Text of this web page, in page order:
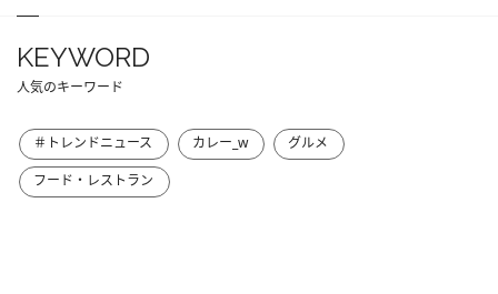
KEYWORD
人気のキーワード
＃トレンドニュース カレー_w
グルメ
フード・レストラン